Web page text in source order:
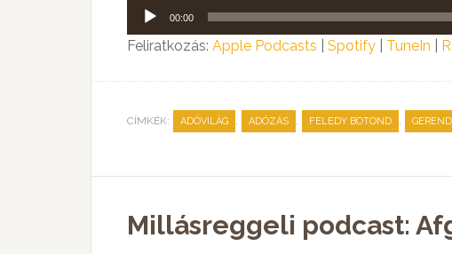
Audió
lejátszó
00:00
Feliratkozás: Apple Podcasts Spotify TuneIn
CÍMKÉK: ADÓVILÁG , ADÓZÁS , FELEDY BOTOND ,
Millásreggeli podcast: